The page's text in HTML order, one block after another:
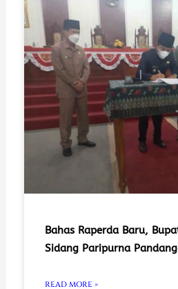
Bahas Raperda Baru,
Sidang Paripurna
READ MORE »